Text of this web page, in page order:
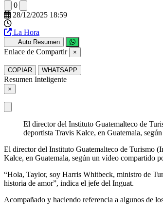
0
28/12/2025 18:59
La Hora
Auto Resumen
Enlace de Compartir ×
COPIAR WHATSAPP
Resumen Inteligente
×
El director del Instituto Guatemalteco de
deportista Travis Kalce, en Guatemala,
El director del Instituto Guatemalteco de Turismo
Kalce, en Guatemala, según un vídeo compartido
“Hola, Taylor, soy Harris Whitbeck, ministro de
historia de amor”, indica el jefe del Inguat.
Acompañado y haciendo referencia a algunos de